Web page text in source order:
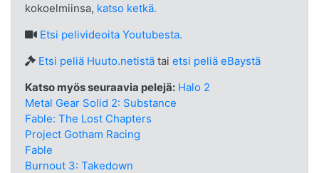
kokoelmiinsa, katso ketkä.
Etsi pelivideoita Youtubesta.
Etsi peliä Huuto.netistätai etsi peliä eBaystä
Katso myös seuraavia pelejä: Halo 2
Metal Gear Solid 2: Substance
Fable: The Lost Chapters
Project Gotham Racing
Fable
Burnout 3: Takedown